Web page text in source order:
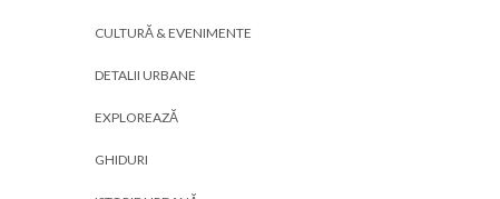
CULTURĂ & EVENIMENTE
DETALII URBANE
EXPLOREAZĂ
GHIDURI